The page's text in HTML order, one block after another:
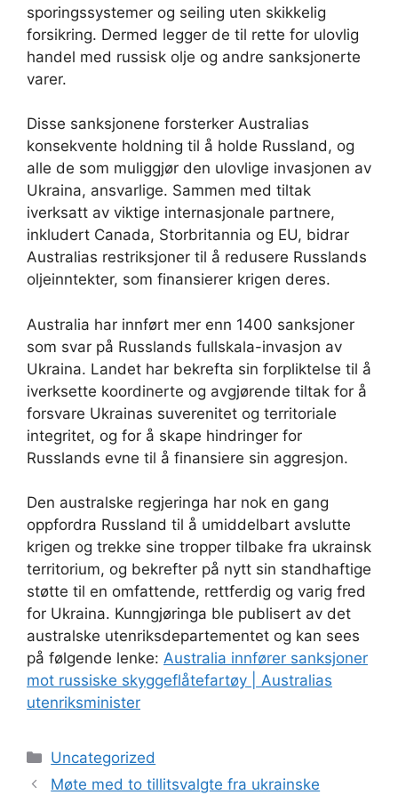
sporingssystemer og seiling uten skikkelig
forsikring. Dermed legger de til rette for ulovlig
handel med russisk olje og andre sanksjonerte
varer.
Disse sanksjonene forsterker Australias
konsekvente holdning til å holde Russland, og
alle de som muliggjør den ulovlige invasjonen av
Ukraina, ansvarlige. Sammen med tiltak
iverksatt av viktige internasjonale partnere,
inkludert Canada, Storbritannia og EU, bidrar
Australias restriksjoner til å redusere Russlands
oljeinntekter, som finansierer krigen deres.
Australia har innført mer enn 1400 sanksjoner
som svar på Russlands fullskala-invasjon av
Ukraina. Landet har bekrefta sin forpliktelse til å
iverksette koordinerte og avgjørende tiltak for å
forsvare Ukrainas suverenitet og territoriale
integritet, og for å skape hindringer for
Russlands evne til å finansiere sin aggresjon.
Den australske regjeringa har nok en gang
oppfordra Russland til å umiddelbart avslutte
krigen og trekke sine tropper tilbake fra ukrainsk
territorium, og bekrefter på nytt sin standhaftige
støtte til en omfattende, rettferdig og varig fred
for Ukraina. Kunngjøringa ble publisert av det
australske utenriksdepartementet og kan sees
på følgende lenke: Australia innfører sanksjoner
mot russiske skyggeflåtefartøy | Australias
utenriksminister
Kategorier
Uncategorized
Møte med to tillitsvalgte fra ukrainske